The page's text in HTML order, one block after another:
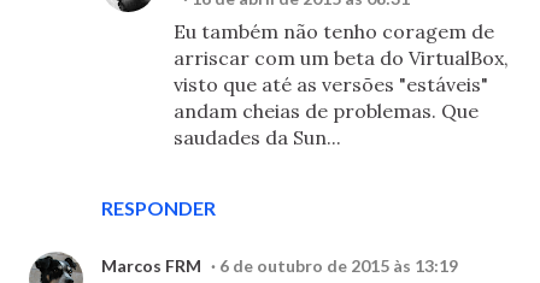
RESPONDER
Eu também não tenho coragem de
arriscar com um beta do VirtualBox,
visto que até as versões "estáveis"
andam cheias de problemas. Que
saudades da Sun...
Marcos FRM 6 de outubro de 2015 às 13:19